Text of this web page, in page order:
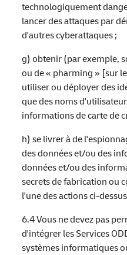
technologiquement
lancer des attaques par
d'autres cyberattaques ;
g) obtenir (par exemple,
ou de « pharming » [sur
utiliser ou déployer des
que des noms
informations de carte de
h) se livrer à de
des données et/ou des
données et/ou des
secrets de fabrication ou
l'une des actions ci-
6.4 Vous ne devez pas
d'intégrer les Services
systèmes informatiques